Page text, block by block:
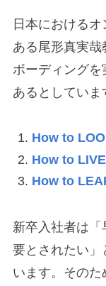
日本における
ある尾形真実
ボーディング
あるとしていま
How to
How to LIVE
How to
新卒入社者は
要とされたい」
います。その